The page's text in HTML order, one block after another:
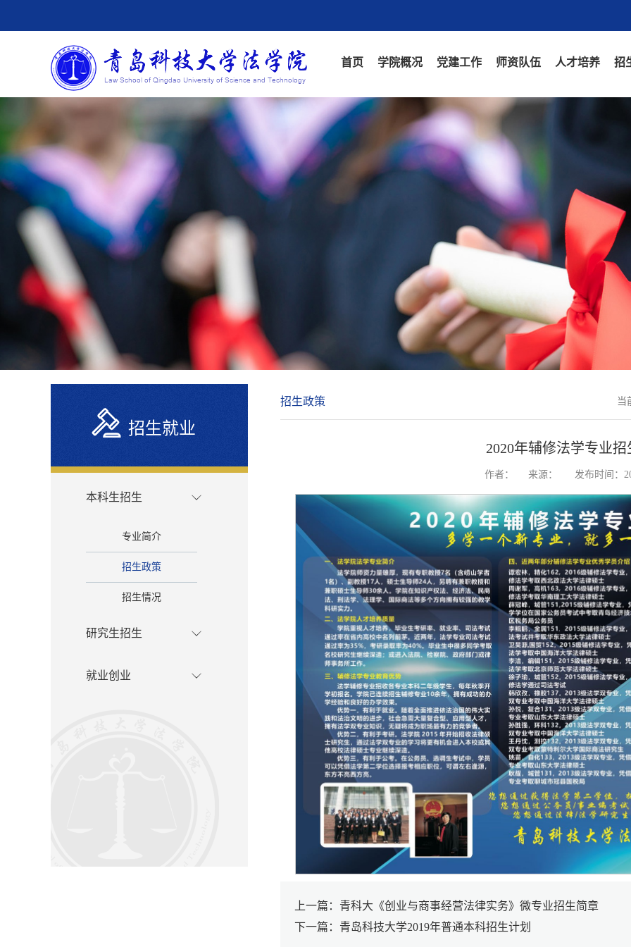
首页 学院概况 党建工作 师资队伍 人才培养 招
招生就业
本科生招生
专业简介
招生政策
招生情况
研究生招生
就业创业
招生政策 当
2020年辅修法学专业
作者： 来源： 发布时间：
上一篇：青科大《创业与商事经营法律实务》微专业招生简章
下一篇：青岛科技大学2019年普通本科招生计划